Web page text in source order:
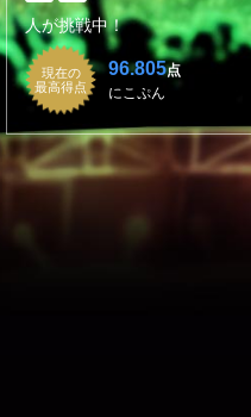
人が挑戦中！
現在の
最高得点
96.805点
にこぷん